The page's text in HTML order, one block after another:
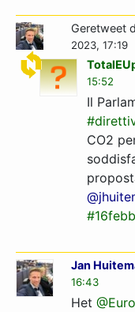
Geretweet
2023, 17:19
15:52
Il
CO2
Jan
16:43
Het